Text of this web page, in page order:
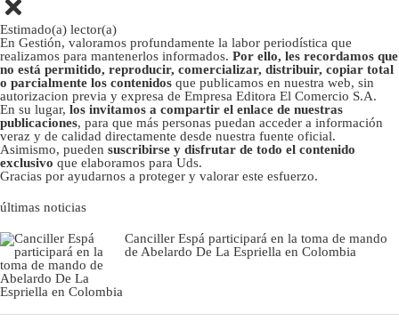
Estimado(a) lector(a)
En Gestión, valoramos profundamente la labor periodística que
realizamos para mantenerlos informados. Por ello, les recordamos que
no está permitido, reproducir, comercializar, distribuir, copiar total
o parcialmente los contenidos que publicamos en nuestra web, sin
autorizacion previa y expresa de Empresa Editora El Comercio S.A.
En su lugar, los invitamos a compartir el enlace de nuestras
publicaciones, para que más personas puedan acceder a información
veraz y de calidad directamente desde nuestra fuente oficial.
Asimismo, pueden suscribirse y disfrutar de todo el contenido
exclusivo que elaboramos para Uds.
Gracias por ayudarnos a proteger y valorar este esfuerzo.
últimas noticias
Canciller Espá participará en la toma de mando
de Abelardo De La Espriella en Colombia